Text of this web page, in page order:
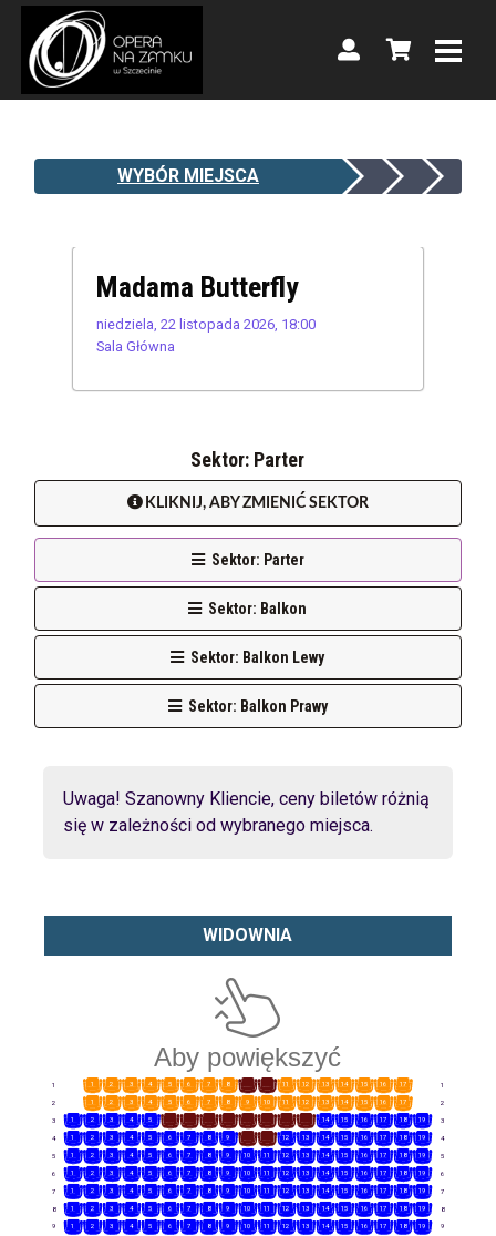
WYBÓR MIEJSCA
Madama Butterfly
niedziela, 22 listopada 2026, 18:00
Sala Główna
Sektor: Parter
KLIKNIJ, ABY ZMIENIĆ SEKTOR
Sektor: Parter
Sektor: Balkon
Sektor: Balkon Lewy
Sektor: Balkon Prawy
Uwaga! Szanowny Kliencie, ceny biletów różnią
się w zależności od wybranego miejsca.
WIDOWNIA
Aby powiększyć
17
16
15
14
13
12
11
8
7
6
5
4
3
2
1
17
16
15
14
13
12
11
10
9
8
7
6
5
4
3
2
1
19
18
17
16
15
14
5
4
3
2
1
19
18
17
16
15
14
13
12
9
8
7
6
5
4
3
2
1
19
18
17
16
15
14
13
12
11
10
9
8
7
6
5
4
3
2
1
19
18
17
16
15
14
13
12
11
10
9
8
7
6
5
4
3
2
1
19
18
17
16
15
14
13
12
11
10
9
8
7
6
5
4
3
2
1
19
18
17
16
15
14
13
12
11
10
9
8
7
6
5
4
3
2
1
19
18
17
16
15
14
13
12
11
10
9
8
7
6
5
4
3
2
1
1 1
2 2
3 3
4 4
5 5
6 6
7 7
8 8
9 9